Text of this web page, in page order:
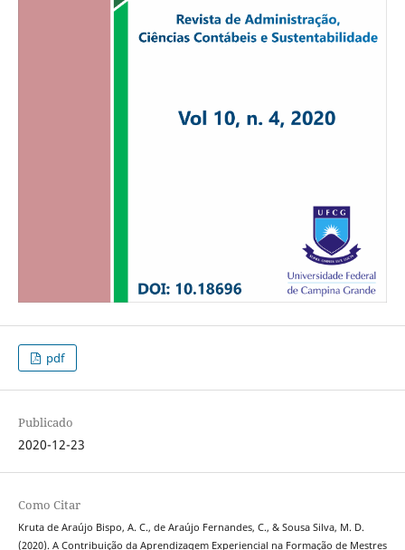
pdf
Publicado
2020-12-23
Como Citar
Kruta de Araújo Bispo, A. C., de Araújo Fernandes, C., & Sousa Silva, M. D.
(2020). A Contribuição da Aprendizagem Experiencial na Formação de Mestres